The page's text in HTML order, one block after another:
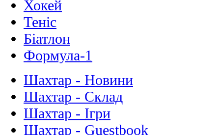
Хокей
Теніс
Біатлон
Формула-1
Шахтар - Новини
Шахтар - Склад
Шахтар - Ігри
Шахтар - Guestbook